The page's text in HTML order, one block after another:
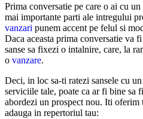
Prima conversatie pe care o ai cu
mai importante parti ale intregului
vanzari punem accent pe felul si
Daca aceasta prima conversatie va
sanse sa fixezi o intalnire, care, la
o vanzare.
Deci, in loc sa-ti ratezi sansele cu
serviciile tale, poate ca ar fi bine sa
abordezi un prospect nou. Iti oferim
adauga in repertoriul tau: